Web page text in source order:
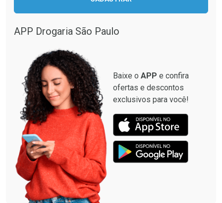
APP Drogaria São Paulo
Baixe o APP e confira
ofertas e descontos
exclusivos para você!